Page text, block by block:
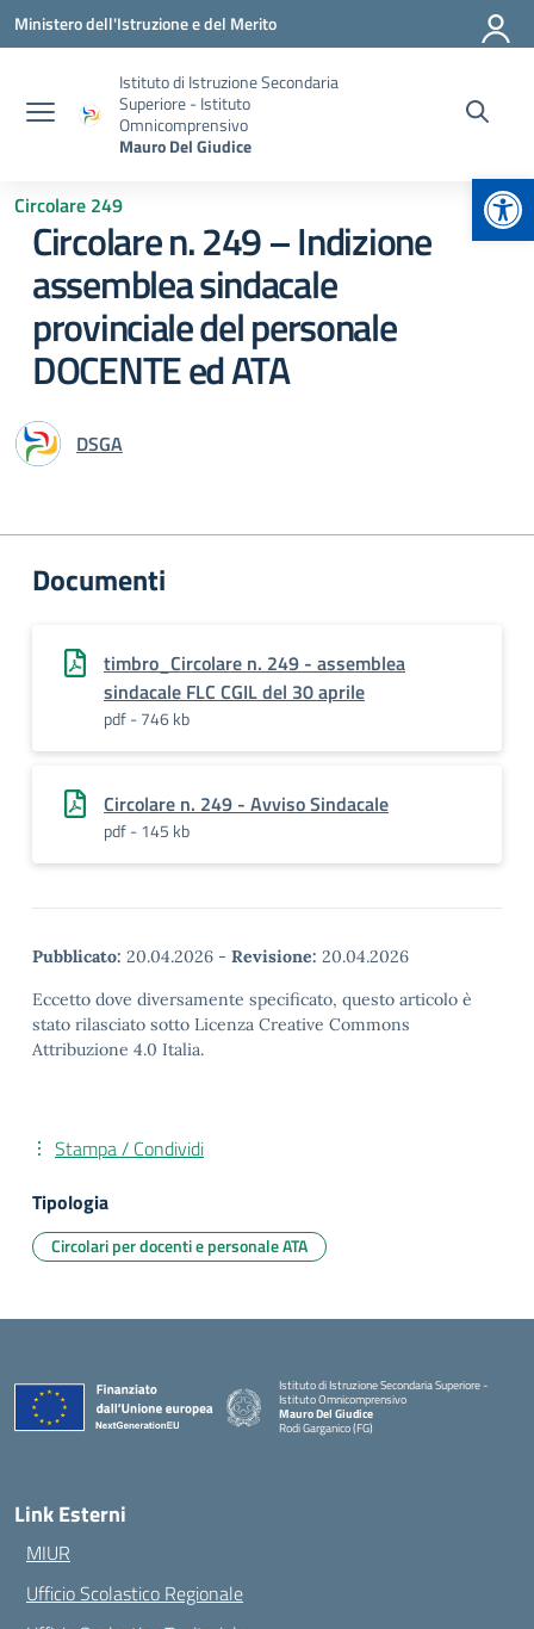
Vai ai contenuti
Vai al menu di navigazione
Vai al footer
Ministero dell'Istruzione e del Merito
Istituto di Istruzione Secondaria
Superiore - Istituto
Omnicomprensivo
Mauro Del Giudice
Circolare 249
Circolare n. 249 – Indizione
assemblea sindacale
provinciale del personale
DOCENTE ed ATA
DSGA
Documenti
timbro_Circolare n. 249 - assemblea
sindacale FLC CGIL del 30 aprile
pdf - 746 kb
Circolare n. 249 - Avviso Sindacale
pdf - 145 kb
Pubblicato: 20.04.2026 - Revisione: 20.04.2026
Eccetto dove diversamente specificato, questo articolo è
stato rilasciato sotto Licenza Creative Commons
Attribuzione 4.0 Italia.
Stampa / Condividi
Tipologia
Circolari per docenti e personale ATA
Istituto di Istruzione Secondaria Superiore -
Istituto Omnicomprensivo
Mauro Del Giudice
Rodi Garganico (FG)
— Visita la pagina iniziale della scuola
Link Esterni
MIUR
Ufficio Scolastico Regionale